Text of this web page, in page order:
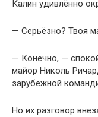
Калин удивлённо
— Серьёзно? Твоя
— Конечно, —
майор Николь
зарубежной
Но их разговор